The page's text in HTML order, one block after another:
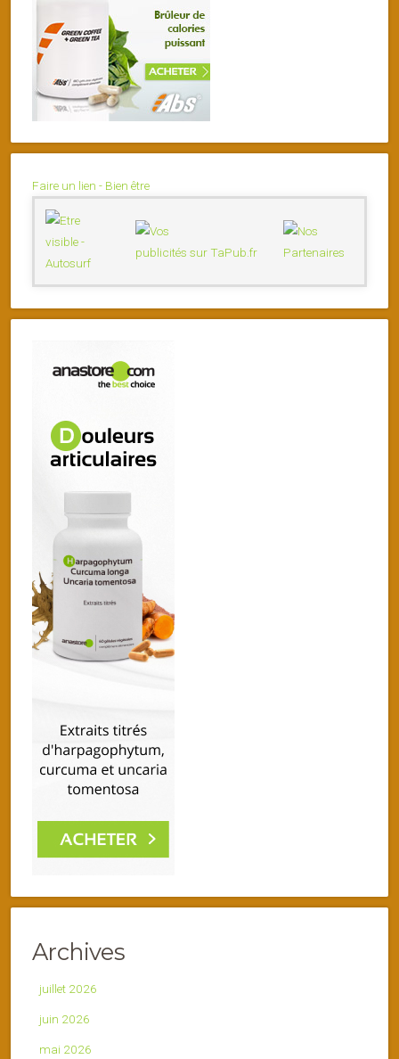
Faire un lien - Bien être
Archives
juillet 2026
juin 2026
mai 2026